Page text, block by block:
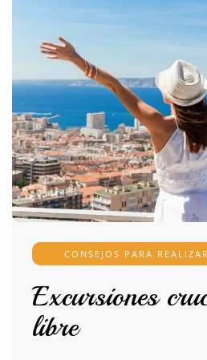
CONSEJOS PARA
Excursiones
libre